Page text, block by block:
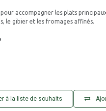
accompagner les plats
le gibier et les fromages affinés.
à la liste de souhaits